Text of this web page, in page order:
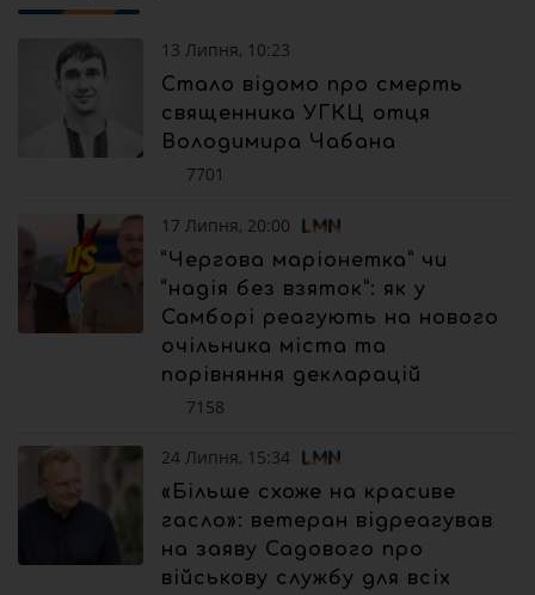
13 Липня, 10:23
Стало відомо про смерть
священника УГКЦ отця
Володимира Чабана
7701
17 Липня, 20:00
“Чергова маріонетка” чи
“надія без взяток”: як у
Самборі реагують на нового
очільника міста та
порівняння декларацій
7158
24 Липня, 15:34
«Більше схоже на красиве
гасло»: ветеран відреагував
на заяву Садового про
військову службу для всіх